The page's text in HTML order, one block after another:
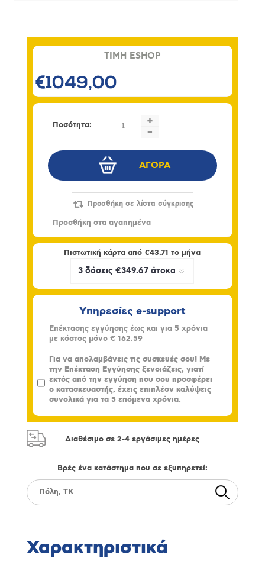
TIMH ESHOP
€1049,00
Ποσότητα:
+
-
Πιστωτική κάρτα από€43.71 το μήνα
Υπηρεσίες e-support
Επέκτασης εγγύησης έως και για 5 χρόνια
με κόστος μόνο € 162.59
Για να απολαμβάνεις τις συσκευές σου! Με
την Επέκταση Εγγύησης ξενοιάζεις, γιατί
εκτός από την εγγύηση που σου προσφέρει
ο κατασκευαστής, έχεις επιπλέον καλύψεις
συνολικά για τα 5 επόμενα χρόνια.
Διαθέσιμο σε 2-4 εργάσιμες ημέρες
Βρές ένα κατάστημα που σε εξυπηρετεί:
Χαρακτηριστικά